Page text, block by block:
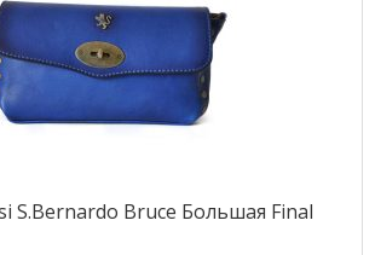
S.Bernardo Bruce Большая Final